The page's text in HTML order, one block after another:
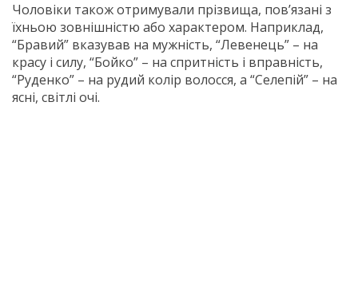
Чоловіки також отримували прізвища, пов’язані з
їхньою зовнішністю або характером. Наприклад,
“Бравий” вказував на мужність, “Левенець” – на
красу і силу, “Бойко” – на спритність і вправність,
“Руденко” – на рудий колір волосся, а “Селепій” – на
ясні, світлі очі.